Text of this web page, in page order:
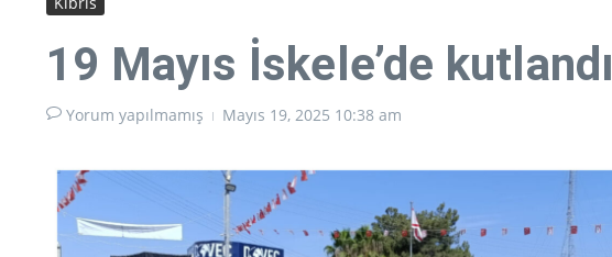
19 Mayıs İskele’de kutlandı
Yorum yapılmamış Mayıs 19, 2025 10:38 am